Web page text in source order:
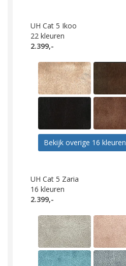
UH Cat 5 Ikoo
22 kleuren
2.399,-
Bekijk overige 16 kleuren
UH Cat 5 Zaria
16 kleuren
2.399,-